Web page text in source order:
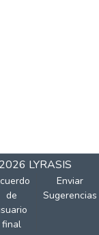
LYRASIS
de
final
Enviar
Sugerencias